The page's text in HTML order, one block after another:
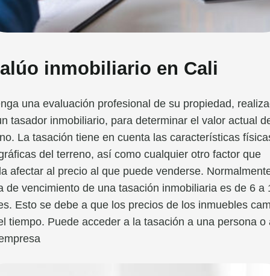
inmobiliario en Cali
una evaluación profesional de su propiedad,
tasador inmobiliario, para determinar el valor actual
La tasación tiene en cuenta las características
del terreno, así como cualquier otro factor que
afectar al precio al que puede venderse.
de vencimiento de una tasación inmobiliaria es de 6 a
Esto se debe a que los precios de los inmuebles
tiempo. Puede acceder a la tasación a una persona o